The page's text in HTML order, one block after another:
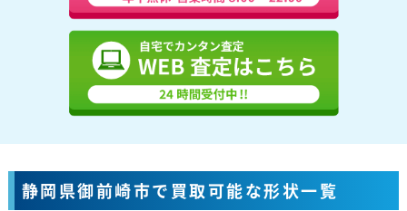
静岡県御前崎市で買取可能な形状一覧